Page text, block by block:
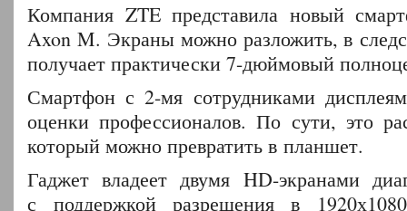
Компания ZTE представила новый
Axon M. Экраны можно разложить, в
получает практически 7-дюймовый
Смартфон с 2-мя сотрудниками
оценки профессионалов. По сути, это
который можно превратить в планшет.
Гаджет владеет двумя HD-экранами
с поддержкой разрешения в